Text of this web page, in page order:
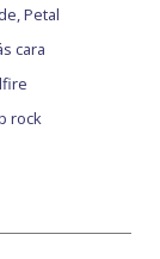
Petal
cara
rock